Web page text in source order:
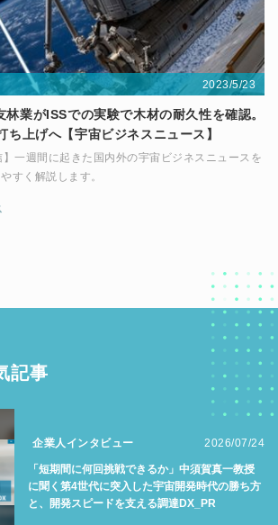
2023/5/23
業がISSでの実験で木材の耐久性を確認。
ち上げへ【宇宙ビジネスニュース】
】一週間に起きた国内外の宇宙ビジネスニュースを
すく解説します。
記事
企業人インタビュー 2026/07/24
「短期間に何回挑戦できるか」中須賀真一教授
に聞く第4世代に突入した宇宙開発時代の勝ち方
と、開発スピードを支える調達DX_PR